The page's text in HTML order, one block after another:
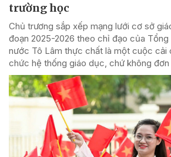
trường học
Chủ trương sắp xếp mạng lưới cơ sở
đoạn 2025-2026 theo chỉ đạo của
nước Tô Lâm thực chất là một cuộc cải
chức hệ thống giáo dục, chứ không đơn